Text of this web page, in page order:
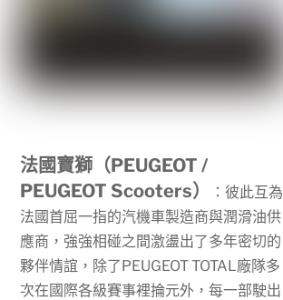
法國寶獅（PEUGEOT /
PEUGEOT Scooters）
：彼此互為
法國首屈一指的汽機車製造商與潤滑油供
應商，強強相碰之間激盪出了多年密切的
夥伴情誼，除了PEUGEOT TOTAL廠隊多
次在國際各級賽事裡掄元外，每一部駛出